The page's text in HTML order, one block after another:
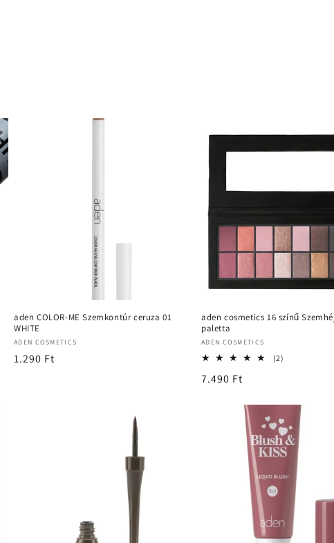
aden COLOR-ME Szemkontúr ceruza 01
WHITE
Forgalmazó:
ADEN COSMETICS
Normál
1.290 Ft
aden cosmetics 16 színű
paletta
Forgalmazó:
ADEN COSMETICS
(2)
Normál
7.490 Ft